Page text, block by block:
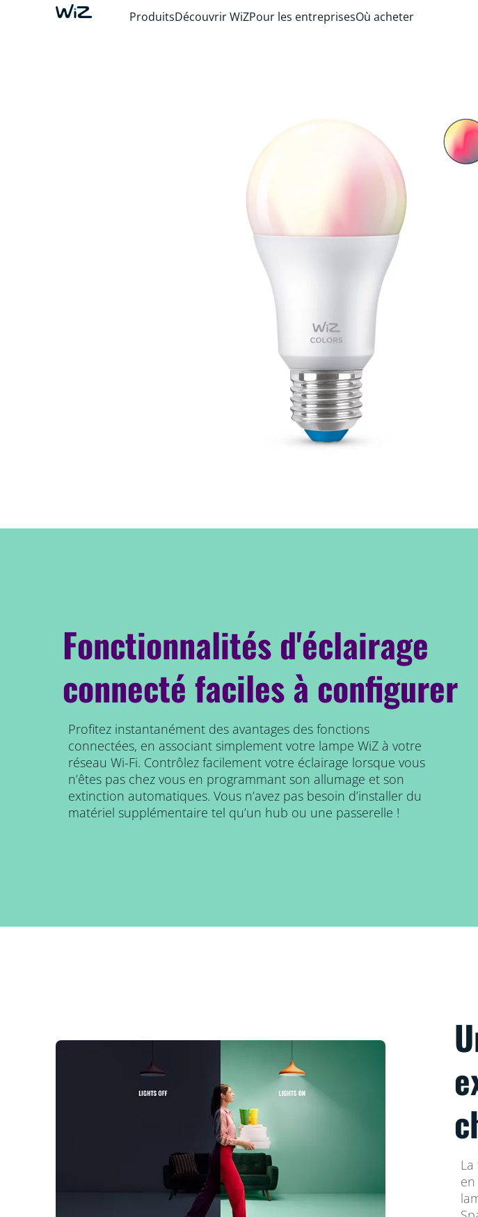
ProduitsDécouvrir WiZPour les entreprisesOù acheter
Fonctionnalités d'éclairage
connecté faciles à configurer
Profitez instantanément des avantages des fonctions
connectées, en associant simplement votre lampe WiZ à votre
réseau Wi-Fi. Contrôlez facilement votre éclairage lorsque vous
n’êtes pas chez vous en programmant son allumage et son
extinction automatiques. Vous n’avez pas besoin d’installer du
matériel supplémentaire tel qu’un hub ou une passerelle !